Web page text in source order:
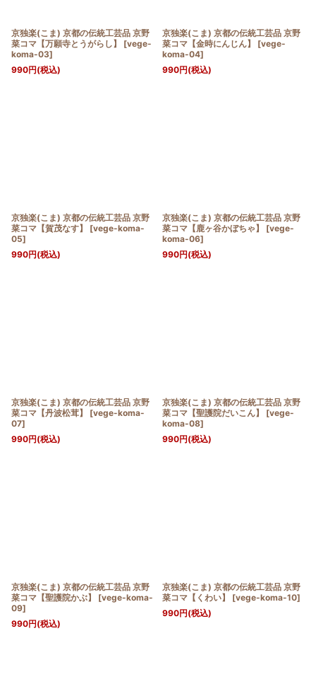
京独楽(こま) 京都の伝統工芸品 京野
菜コマ【万願寺とうがらし】
[vege-
koma-03]
990円(税込)
京独楽(こま) 京都の伝統工芸品 京野
菜コマ【金時にんじん】
[vege-
koma-04]
990円(税込)
京独楽(こま) 京都の伝統工芸品 京野
菜コマ【賀茂なす】
[vege-koma-
05]
990円(税込)
京独楽(こま) 京都の伝統工芸品 京野
菜コマ【鹿ヶ谷かぼちゃ】
[vege-
koma-06]
990円(税込)
京独楽(こま) 京都の伝統工芸品 京野
菜コマ【丹波松茸】
[vege-koma-
07]
990円(税込)
京独楽(こま) 京都の伝統工芸品 京野
菜コマ【聖護院だいこん】
[vege-
koma-08]
990円(税込)
京独楽(こま) 京都の伝統工芸品 京野
菜コマ【聖護院かぶ】
[vege-koma-
09]
990円(税込)
京独楽(こま) 京都の伝統工芸品 京野
菜コマ【くわい】
[vege-koma-10]
990円(税込)